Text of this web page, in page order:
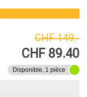
CHF 149.-
CHF 89.40
Disponible, 1 pièce